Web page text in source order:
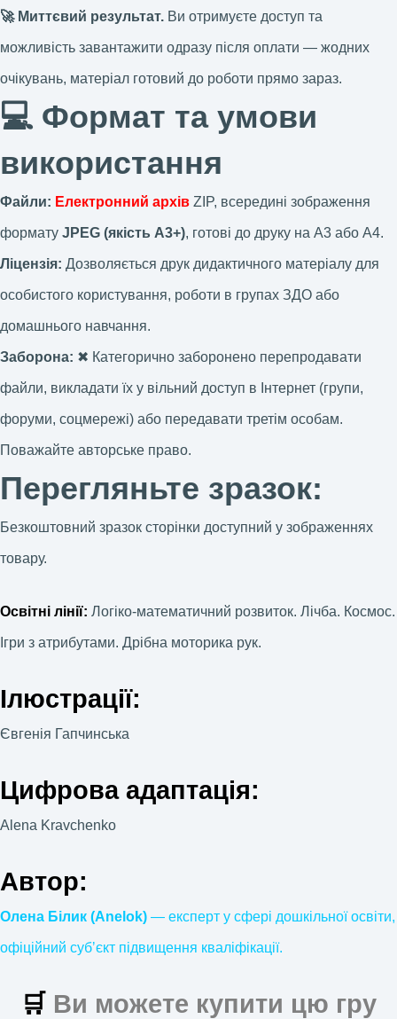
🚀 Миттєвий результат. Ви отримуєте доступ та
можливість завантажити одразу після оплати — жодних
очікувань, матеріал готовий до роботи прямо зараз.
💻 Формат та умови
використання
Файли: Електронний архів ZIP, всередині зображення
формату JPEG (якість А3+), готові до друку на А3 або А4.
Ліцензія: Дозволяється друк дидактичного матеріалу для
особистого користування, роботи в групах ЗДО або
домашнього навчання.
Заборона: ✖ Категорично заборонено перепродавати
файли, викладати їх у вільний доступ в Інтернет (групи,
форуми, соцмережі) або передавати третім особам.
Поважайте авторське право.
Перегляньте зразок:
Безкоштовний зразок сторінки доступний у зображеннях
товару.
Освітні лінії: Логіко-математичний розвиток. Лічба. Космос.
Ігри з атрибутами. Дрібна моторика рук.
Ілюстрації:
Євгенія Гапчинська
Цифрова адаптація:
Alena Kravchenko
Автор:
Олена Білик (Anelok) — експерт у сфері дошкільної освіти,
офіційний субʼєкт підвищення кваліфікації.
🛒 Ви можете купити цю гру